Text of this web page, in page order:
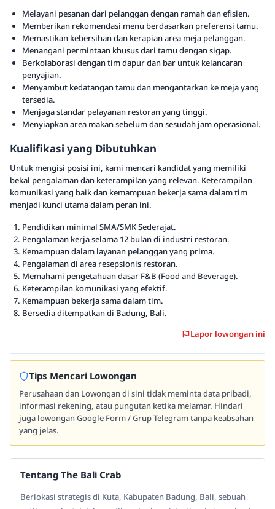
Melayani pesanan dari pelanggan dengan ramah dan efisien.
Memberikan rekomendasi menu berdasarkan preferensi tamu.
Memastikan kebersihan dan kerapian area meja pelanggan.
Menangani permintaan khusus dari tamu dengan sigap.
Berkolaborasi dengan tim dapur dan bar untuk kelancaran
penyajian.
Menyambut kedatangan tamu dan mengantarkan ke meja yang
tersedia.
Menjaga standar pelayanan restoran yang tinggi.
Menyiapkan area makan sebelum dan sesudah jam operasional.
Kualifikasi yang Dibutuhkan
Untuk mengisi posisi ini, kami mencari kandidat yang memiliki
bekal pengalaman dan keterampilan yang relevan. Keterampilan
komunikasi yang baik dan kemampuan bekerja sama dalam tim
menjadi kunci utama dalam peran ini.
Pendidikan minimal SMA/SMK Sederajat.
Pengalaman kerja selama 12 bulan di industri restoran.
Kemampuan dalam layanan pelanggan yang prima.
Pengalaman di area resepsionis restoran.
Memahami pengetahuan dasar F&B (Food and Beverage).
Keterampilan komunikasi yang efektif.
Kemampuan bekerja sama dalam tim.
Bersedia ditempatkan di Badung, Bali.
Lapor lowongan ini
Tips Mencari Lowongan
Perusahaan dan Lowongan di sini tidak meminta data pribadi,
informasi rekening, atau pungutan ketika melamar. Hindari
juga lowongan Google Form / Grup Telegram tanpa keabsahan
yang jelas.
Tentang The Bali Crab
Berlokasi strategis di Kuta, Kabupaten Badung, Bali, sebuah